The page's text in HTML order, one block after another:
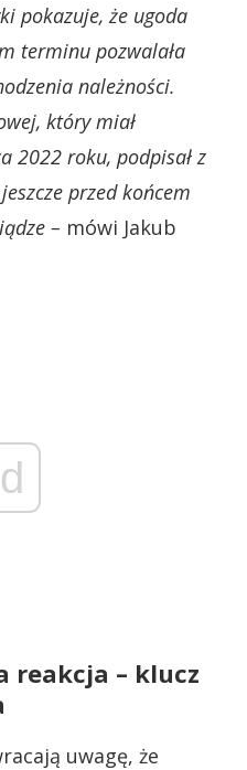
pokazuje, że ugoda
terminu pozwalała
należności.
który miał
2022 roku, podpisał z
przed końcem
– mówi Jakub
reakcja – klucz
uwagę, że